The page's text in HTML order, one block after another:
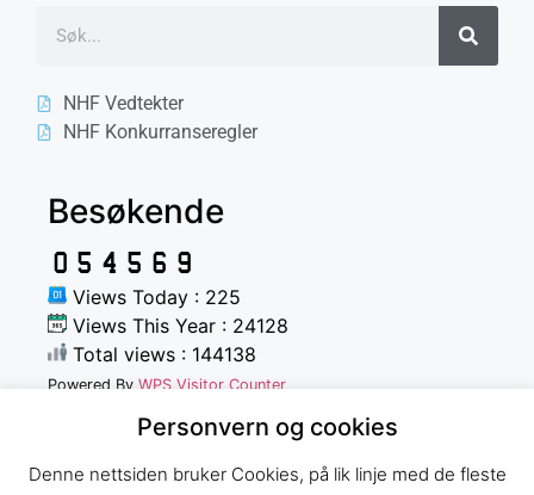
NHF Vedtekter
NHF Konkurranseregler
Besøkende
Views Today : 225
Views This Year : 24128
Total views : 144138
Powered By WPS Visitor Counter
Personvern og cookies
Denne nettsiden bruker Cookies, på lik linje med de fleste